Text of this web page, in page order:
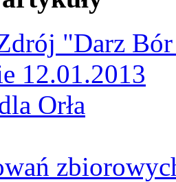
"Darz
12.01.2013
Orła